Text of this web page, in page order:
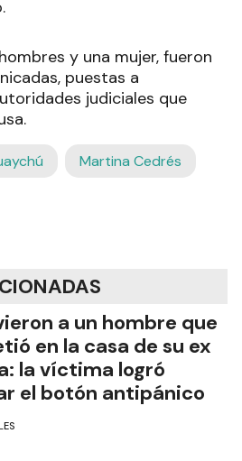
y una mujer, fueron
puestas a
judiciales que
Martina Cedrés
a un hombre que
en la casa de su ex
la víctima logró
el botón antipánico